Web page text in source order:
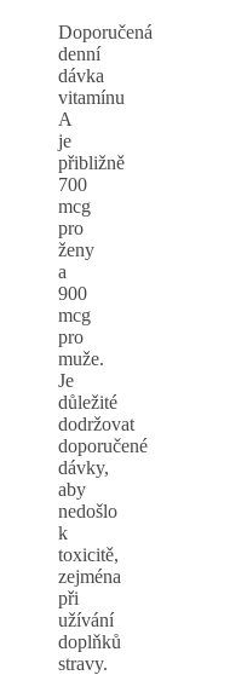
Doporučená
denní
dávka
vitamínu
A
je
přibližně
700
mcg
pro
ženy
a
900
mcg
pro
muže.
Je
důležité
dodržovat
doporučené
dávky,
aby
nedošlo
k
toxicitě,
zejména
při
užívání
doplňků
stravy.